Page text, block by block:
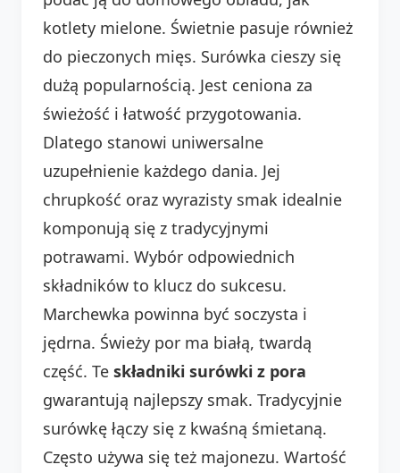
kotlety mielone. Świetnie pasuje również
do pieczonych mięs. Surówka cieszy się
dużą popularnością. Jest ceniona za
świeżość i łatwość przygotowania.
Dlatego stanowi uniwersalne
uzupełnienie każdego dania. Jej
chrupkość oraz wyrazisty smak idealnie
komponują się z tradycyjnymi
potrawami. Wybór odpowiednich
składników to klucz do sukcesu.
Marchewka powinna być soczysta i
jędrna. Świeży por ma białą, twardą
część. Te składniki surówki z pora
gwarantują najlepszy smak. Tradycyjnie
surówkę łączy się z kwaśną śmietaną.
Często używa się też majonezu. Wartość